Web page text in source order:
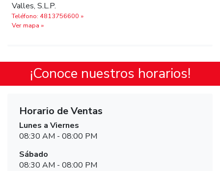
Valles, S.L.P.
Teléfono: 4813756600 »
Ver mapa »
¡Conoce nuestros horarios!
Horario de Ventas
Lunes a Viernes
08:30 AM - 08:00 PM
Sábado
08:30 AM - 08:00 PM